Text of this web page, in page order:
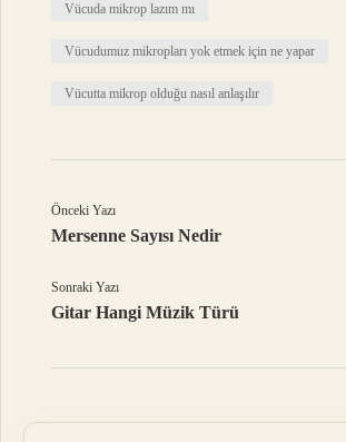
Vücuda mikrop lazım mı
Vücudumuz mikropları yok etmek için ne yapar
Vücutta mikrop olduğu nasıl anlaşılır
Önceki Yazı
Mersenne Sayısı Nedir
Sonraki Yazı
Gitar Hangi Müzik Türü